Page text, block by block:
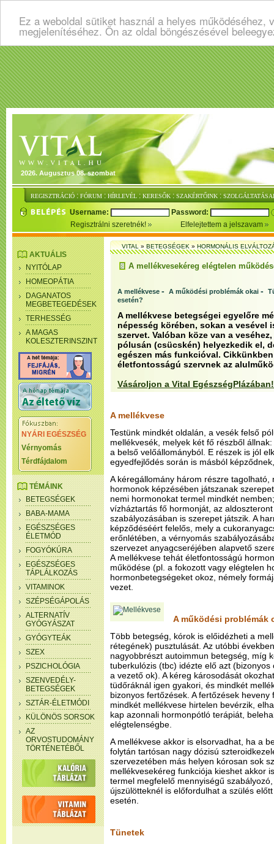
Ez a weboldal sütiket használ a helyes
megjelenítéséhez. Ön az oldal böngészésével
2026. Augusztus 08. szombat
REGISZTRÁCIÓ : FÓRUM : HÍRLEVÉL : KERESŐK : SZAKÉRTŐINK :
Username:
Password:
Regisztrálni szeretnék!
Elfelejtettem a jelszavam
AKTUÁLIS
NYITÓLAP
HOMEOPÁTIA
DAGANATOS
MEGBETEGEDÉSEK
TERHESSÉG
A MAGAS
KOLESZTERINSZINT
NYÁRI EGÉSZSÉG
Vérnyomás
Térdfájdalom
TÉMÁINK
BETEGSÉGEK
BABA-MAMA
EGÉSZSÉGES
ÉLETMÓD
FOGYÓKÚRA
EGÉSZSÉGES
TÁPLÁLKOZÁS
VITAMINOK
SZÉPSÉGÁPOLÁS
ALTERNATÍV
GYÓGYÁSZAT
GYÓGYTEÁK
SZEX
PSZICHOLÓGIA
SZENVEDÉLY-
BETEGSÉGEK
SZTÁR-ÉLETMÓDI
KÜLÖNÖS SORSOK
AZ
ORVOSTUDOMÁNY
TÖRTÉNETÉBŐL
VITAL»BETEGSÉGEK»HORMONÁLIS
A mellékvesekéreg elégtelen
A mellékvese - A működési problémák okai -
esetén?
A mellékvese betegségei egyelőre
népesség körében, sokan a vesével
szervet. Valóban köze van a
pólusán (csücskén) helyezkedik el,
egészen más funkcióval.
életfontosságú szervnek az
Vásároljon a Vital EgészségPlázában!
A mellékvese
Testünk mindkét oldalán, a vesék felső
mellékvesék, melyek két fő részből
a belső velőállományból. E részek is jól
egyedfejlődés során is másból
A kéregállomány három részre tagolható,
hormonok képzésében játszanak
nemi hormonokat termel mindkét
vízháztartás fő hormonját, az
szabályozásában is szerepet játszik. A
képződéséért felelős, mely a
erőnlétében, a vérnyomás
szervezet anyagcseréjében alapvető
A mellékvese tehát életfontosságú
működése (pl. a fokozott vagy elégtelen
hormonbetegségeket okoz, némely
vezet.
A működési problémák
Több betegség, kórok is előidézheti a
rétegének) pusztulását. Az utóbbi
nagyobbrészt autoimmun betegség, míg
tuberkulózis (tbc) idézte elő azt
a vezető ok). A kéreg károsodását
tüdőráknál igen gyakori, és mindkét
bizonyos fertőzések. A fertőzések
mindkét mellékvese hirtelen bevérzik,
kap azonnali hormonpótló terápiát,
elégtelenségbe.
A mellékvese akkor is elsorvadhat, ha a
folytán tartósan nagy dózisú
szervezetében más helyen kórosan sok
mellékvesekéreg funkciója kieshet akkor
termel megfelelő mennyiségű
újszülötteknél is előfordulhat a szülés
esetén.
Tünetek